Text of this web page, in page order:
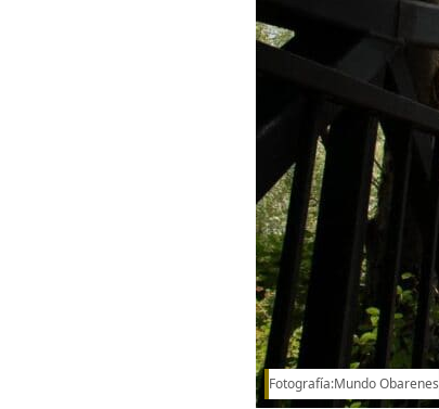
Fotografía:Mundo Obarenes